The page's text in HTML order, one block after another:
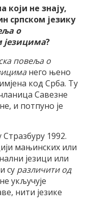
који не знају,
српском језику
о
?
повеља о
него њено
код Срба. Ту
Савезне
и потпуно је
Стразбуру 1992.
мањинских или
језици или
су различити од
укључује
нити језике